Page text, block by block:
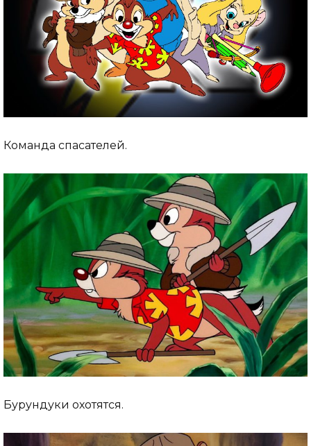
Команда спасателей.
Бурундуки охотятся.